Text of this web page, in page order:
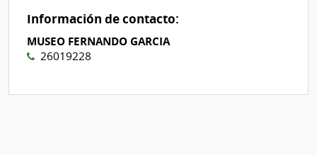
Información de contacto:
MUSEO FERNANDO GARCIA
26019228